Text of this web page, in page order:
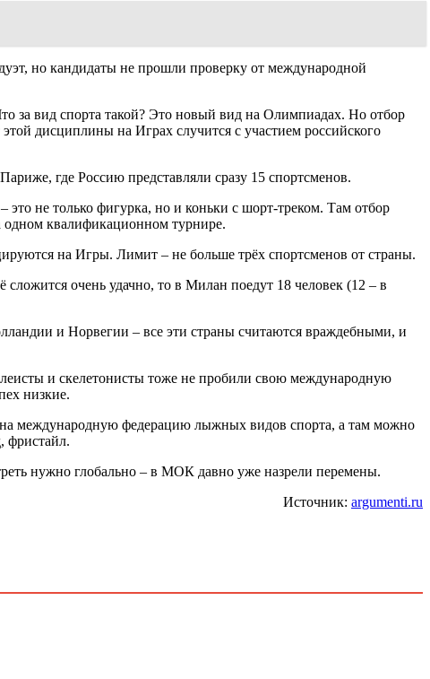
но кандидаты не прошли проверку от международной
за вид спорта такой? Это новый вид на Олимпиадах. Но отбор
дисциплины на Играх случится с участием российского
где Россию представляли сразу 15 спортсменов.
не только фигурка, но и коньки с шорт-треком. Там отбор
одном квалификационном турнире.
на Игры. Лимит – не больше трёх спортсменов от страны.
очень удачно, то в Милан поедут 18 человек (12 – в
и Норвегии – все эти страны считаются враждебными, и
и скелетонисты тоже не пробили свою международную
низкие.
международную федерацию лыжных видов спорта, а там можно
фристайл.
нужно глобально – в МОК давно уже назрели перемены.
Источник: argumenti.ru